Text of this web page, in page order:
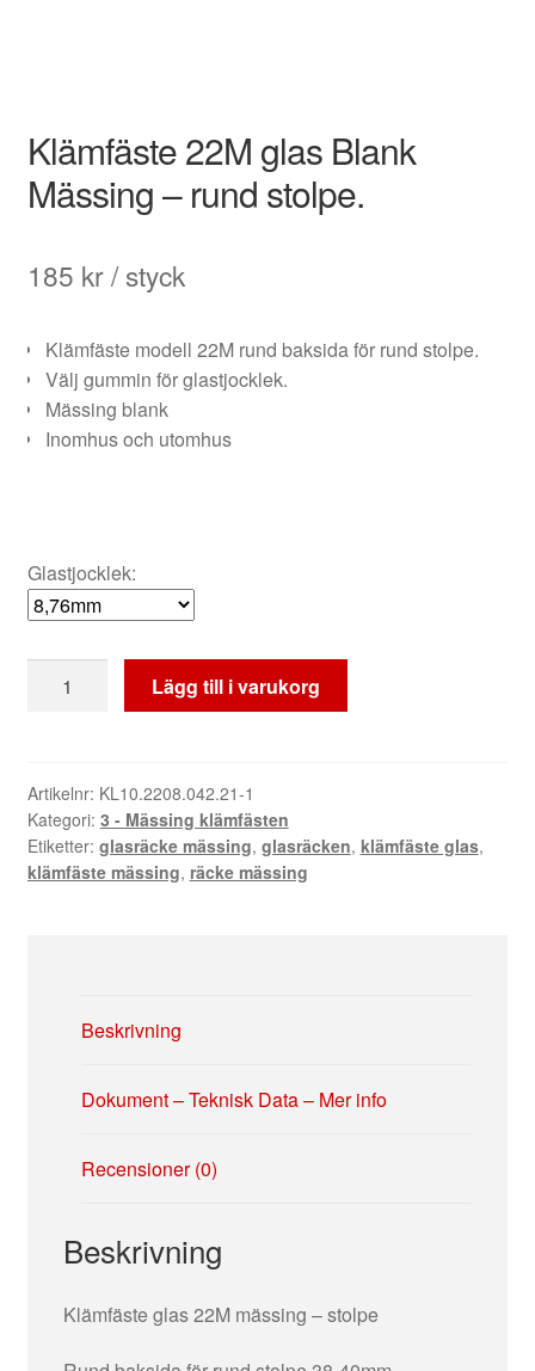
Klämfäste 22M glas Blank
Mässing – rund stolpe.
185 kr/ styck
Klämfäste modell 22M rund baksida för rund stolpe.
Välj gummin för glastjocklek.
Mässing blank
Inomhus och utomhus
Glastjocklek:
Mässing
-
rund
stolpe.
Lägg till i varukorg
Artikelnr: KL10.2208.042.21-1
Kategori: 3 - Mässing klämfästen
Etiketter: glasräcke mässing, glasräcken, klämfäste glas,
klämfäste mässing, räcke mässing
Beskrivning
Dokument – Teknisk Data – Mer info
Recensioner (0)
Beskrivning
Klämfäste glas 22M mässing – stolpe